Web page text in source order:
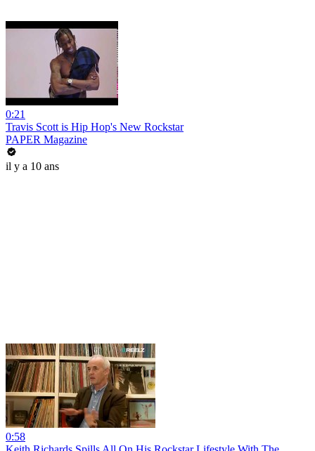
0:21
Travis Scott is Hip Hop's New Rockstar
PAPER Magazine
il y a 10 ans
0:58